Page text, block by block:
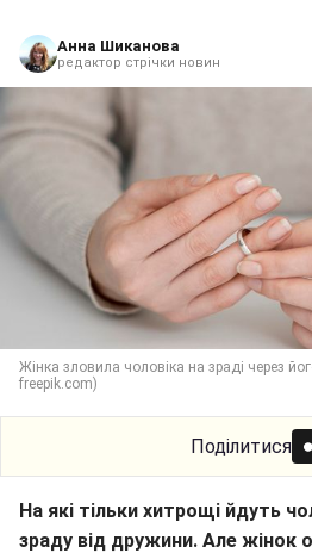
Анна Шиканова
редактор стрічки новин
Жінка зловила чоловіка на зраді через
freepik.com)
Поділитися
На які тільки хитрощі йдуть
зраду від дружини. Але жінок